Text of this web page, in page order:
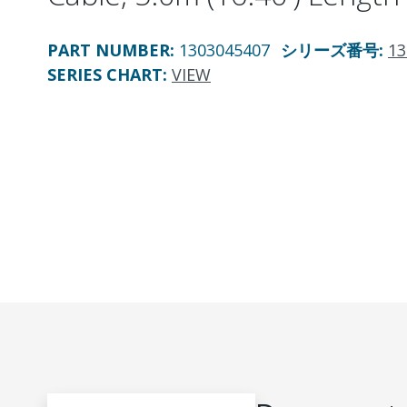
PART NUMBER: 1303045407 シリーズ番号:
SERIES CHART: VIEW